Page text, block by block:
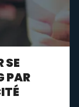
SE
PAR